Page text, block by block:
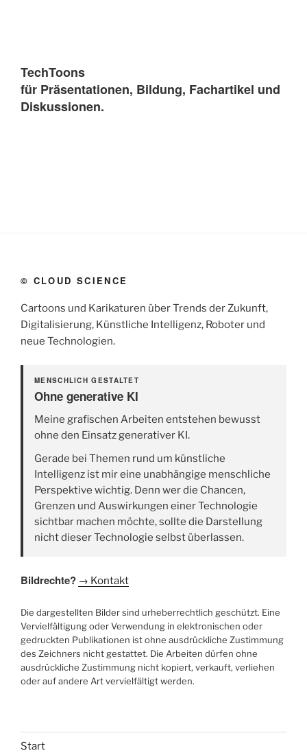
TechToons
für Präsentationen, Bildung, Fachartikel und
Diskussionen.
© CLOUD SCIENCE
Cartoons und Karikaturen über Trends der Zukunft,
Digitalisierung, Künstliche Intelligenz, Roboter und
neue Technologien.
MENSCHLICH GESTALTET
Ohne generative KI
Meine grafischen Arbeiten entstehen bewusst
ohne den Einsatz generativer KI.
Gerade bei Themen rund um künstliche
Intelligenz ist mir eine unabhängige menschliche
Perspektive wichtig. Denn wer die Chancen,
Grenzen und Auswirkungen einer Technologie
sichtbar machen möchte, sollte die Darstellung
nicht dieser Technologie selbst überlassen.
Bildrechte? → Kontakt
Die dargestellten Bilder sind urheberrechtlich geschützt. Eine
Vervielfältigung oder Verwendung in elektronischen oder
gedruckten Publikationen ist ohne ausdrückliche Zustimmung
des Zeichners nicht gestattet. Die Arbeiten dürfen ohne
ausdrückliche Zustimmung nicht kopiert, verkauft, verliehen
oder auf andere Art vervielfältigt werden.
Start